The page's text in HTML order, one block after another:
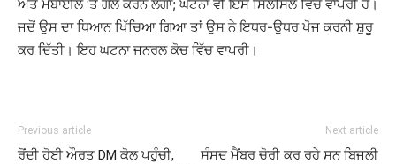
ਅਤੇ ਮੋਬਾਈਲ ‘ਤੇ ਗੱਲ ਕਰਨ ਲੱਗਾ; ਘਟਨਾ ਵੀ ਇਸੇ ਸਿਲਸਿਲੇ ਵਿਚ ਵਾਪਰੀ ਹੈ।
ਜਦੋਂ ਉਸ ਦਾ ਧਿਆਨ ਖਿੱਚਿਆ ਗਿਆ ਤਾਂ ਉਸ ਨੇ ਇਧਰ-ਉਧਰ ਖੋਜ ਕਰਨੀ ਸ਼ੁਰੂ
ਕਰ ਦਿੱਤੀ। ਇਹ ਘਟਨਾ ਜਨਰਲ ਕੋਚ ਵਿੱਚ ਵਾਪਰੀ।
Previous article
ਰੋਂਦੀ ਹੋਈ ਔਰਤ DM ਕੋਲ ਪਹੁੰਚੀ,
Next article
ਸੰਸਦ ਮੈਂਬਰ ਚੋਰੀ ਕਰ ਰਹੇ ਸਨ ਬਿਜਲੀ